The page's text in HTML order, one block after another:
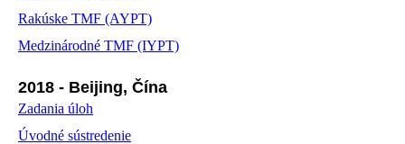
Rakúske TMF (AYPT)
Medzinárodné TMF (IYPT)
2018 - Beijing, Čína
Zadania úloh
Úvodné sústredenie